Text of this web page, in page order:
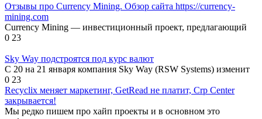
Отзывы про Currency Mining. Обзор сайта https://currency-
mining.com
Currency Mining — инвестиционный проект, предлагающий
0 23
Sky Way подстроятся под курс валют
С 20 на 21 января компания Sky Way (RSW Systems) изменит
0 23
Recyclix меняет маркетинг, GetRead не платит, Crp Center
закрывается!
Мы редко пишем про хайп проекты и в основном это